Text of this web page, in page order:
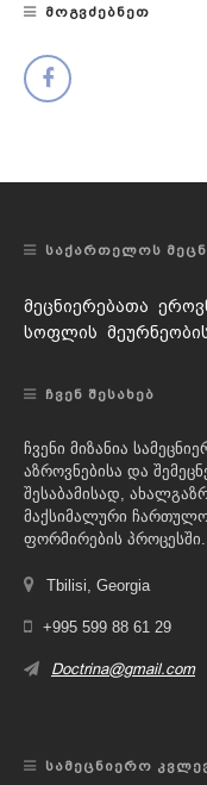
ᲛᲝᲒᲕᲫᲔᲑᲜᲔᲗ
ᲡᲐᲥᲐᲠᲗᲔᲚᲝᲡ
მეცნიერებათა
სოფლის
ᲩᲕᲔᲜ ᲨᲔᲡᲐᲮᲔᲑ
ჩვენი მიზანია
აზროვნებისა და
შესაბამისად,
მაქსიმალური
ფორმირების პროცესში.
Tbilisi, Georgia
+995 599 88 61 29
Doctrina@gmail.com
ᲡᲐᲛᲔᲪᲜᲘᲔᲠᲝ